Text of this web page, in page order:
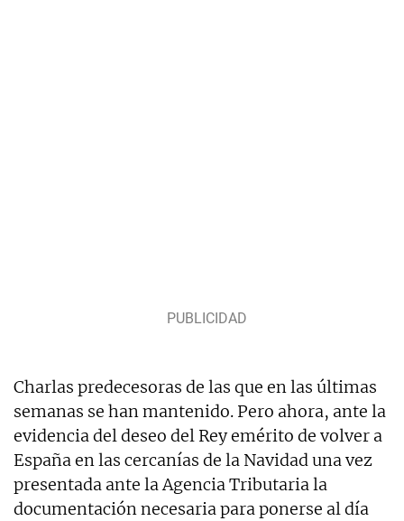
Charlas predecesoras de las que en las últimas
semanas se han mantenido. Pero ahora, ante la
evidencia del deseo del Rey emérito de volver a
España en las cercanías de la Navidad una vez
presentada ante la Agencia Tributaria la
documentación necesaria para ponerse al día